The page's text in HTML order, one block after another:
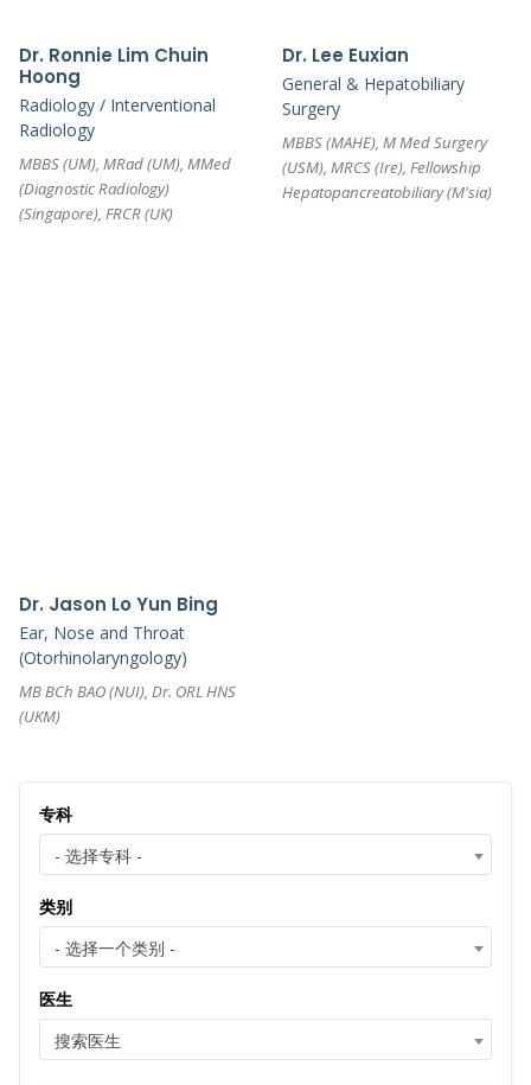
Dr. Ronnie Lim Chuin
Hoong
Radiology / Interventional
Radiology
MBBS (UM), MRad (UM), MMed
(Diagnostic Radiology)
(Singapore), FRCR (UK)
Dr. Lee Euxian
General & Hepatobiliary
Surgery
MBBS (MAHE), M Med Surgery
(USM), MRCS (Ire), Fellowship
Hepatopancreatobiliary (M'sia)
Dr. Jason Lo Yun Bing
Ear, Nose and Throat
(Otorhinolaryngology)
MB BCh BAO (NUI), Dr. ORL HNS
(UKM)
专科
- 选择专科 -
类别
- 选择一个类别 -
医生
搜索医生